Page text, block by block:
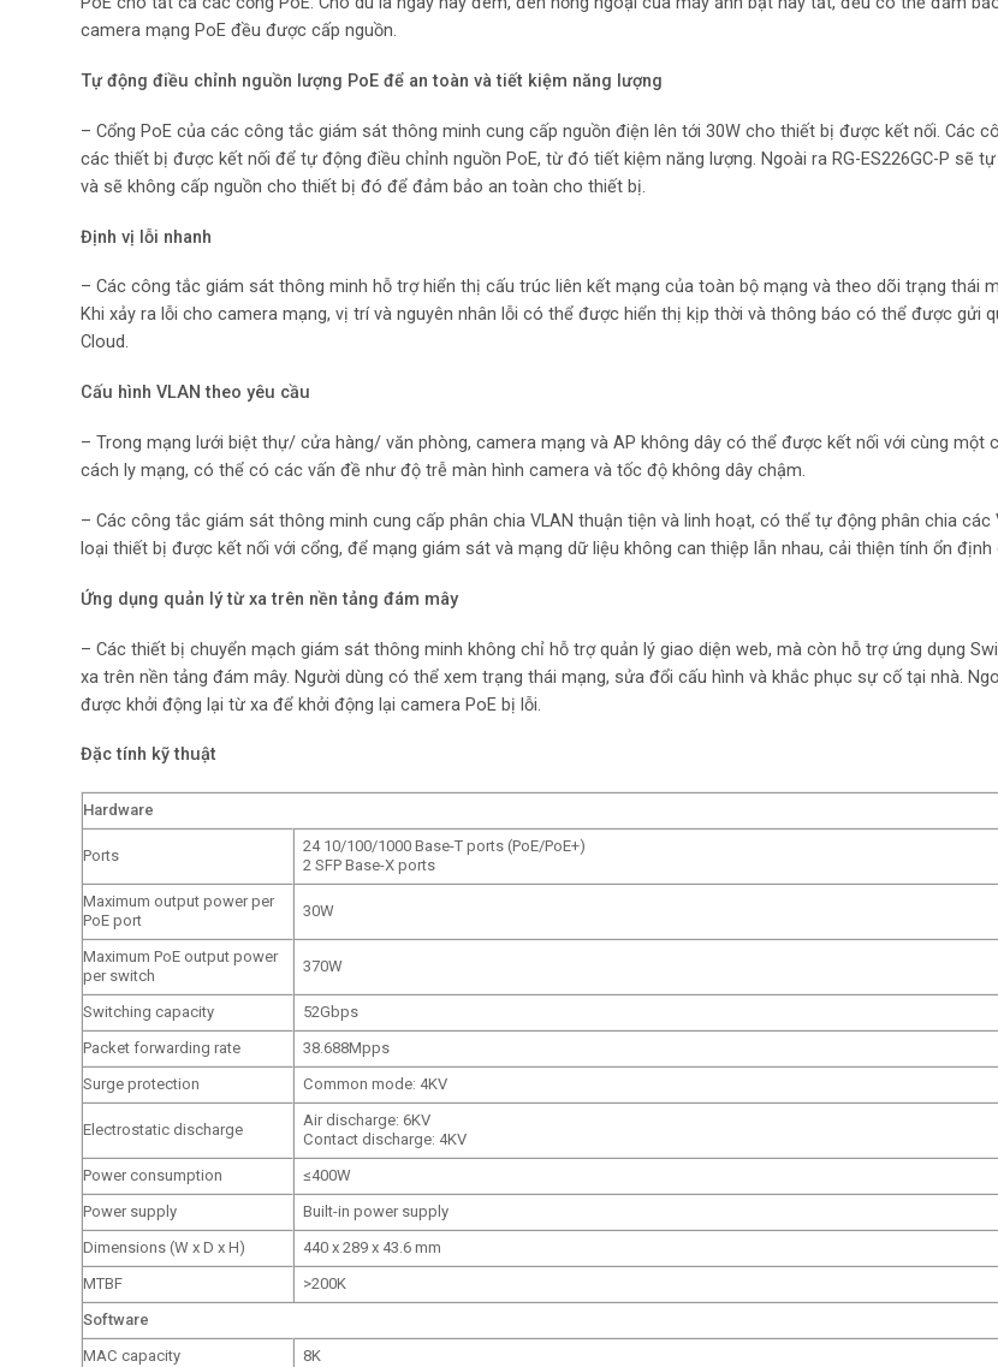
camera mạng PoE đều được cấp nguồn.
Tự động điều chỉnh nguồn lượng PoE để an toàn và tiết kiệm năng lượng
– Cổng PoE của các công tắc giám sát thông minh cung cấp nguồn điện lên tới 30W cho thiết bị được kết nối. Các
các thiết bị được kết nối để tự động điều chỉnh nguồn PoE, từ đó tiết kiệm năng lượng. Ngoài ra RG-ES226GC-P sẽ
và sẽ không cấp nguồn cho thiết bị đó để đảm bảo an toàn cho thiết bị.
Định vị lỗi nhanh
– Các công tắc giám sát thông minh hỗ trợ hiển thị cấu trúc liên kết mạng của toàn bộ mạng và theo dõi trạng thái
Khi xảy ra lỗi cho camera mạng, vị trí và nguyên nhân lỗi có thể được hiển thị kịp thời và thông báo có thể được gửi
Cloud.
Cấu hình VLAN theo yêu cầu
– Trong mạng lưới biệt thự/ cửa hàng/ văn phòng, camera mạng và AP không dây có thể được kết nối với cùng một
cách ly mạng, có thể có các vấn đề như độ trễ màn hình camera và tốc độ không dây chậm.
– Các công tắc giám sát thông minh cung cấp phân chia VLAN thuận tiện và linh hoạt, có thể tự động phân chia các
loại thiết bị được kết nối với cổng, để mạng giám sát và mạng dữ liệu không can thiệp lẫn nhau, cải thiện tính ổn
Ứng dụng quản lý từ xa trên nền tảng đám mây
– Các thiết bị chuyển mạch giám sát thông minh không chỉ hỗ trợ quản lý giao diện web, mà còn hỗ trợ ứng dụng
xa trên nền tảng đám mây. Người dùng có thể xem trạng thái mạng, sửa đổi cấu hình và khắc phục sự cố tại nhà.
được khởi động lại từ xa để khởi động lại camera PoE bị lỗi.
Đặc tính kỹ thuật
Hardware
Ports
24 10/100/1000 Base-T ports (PoE/PoE+)
2 SFP Base-X ports
Maximum output power per
PoE port
30W
Maximum PoE output power
per switch
370W
Switching capacity
52Gbps
Packet forwarding rate
38.688Mpps
Surge protection
Common mode: 4KV
Electrostatic discharge
Air discharge: 6KV
Contact discharge: 4KV
Power consumption
≤400W
Power supply
Built-in power supply
Dimensions (W x D x H)
440 x 289 x 43.6 mm
MTBF
>200K
Software
MAC capacity
8K